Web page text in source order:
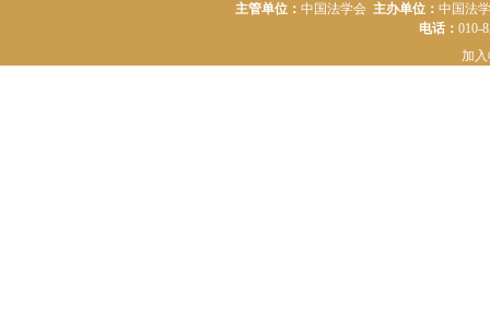
主管单位： 中国法学会 主办单位： 中国法
电话： 010-
加